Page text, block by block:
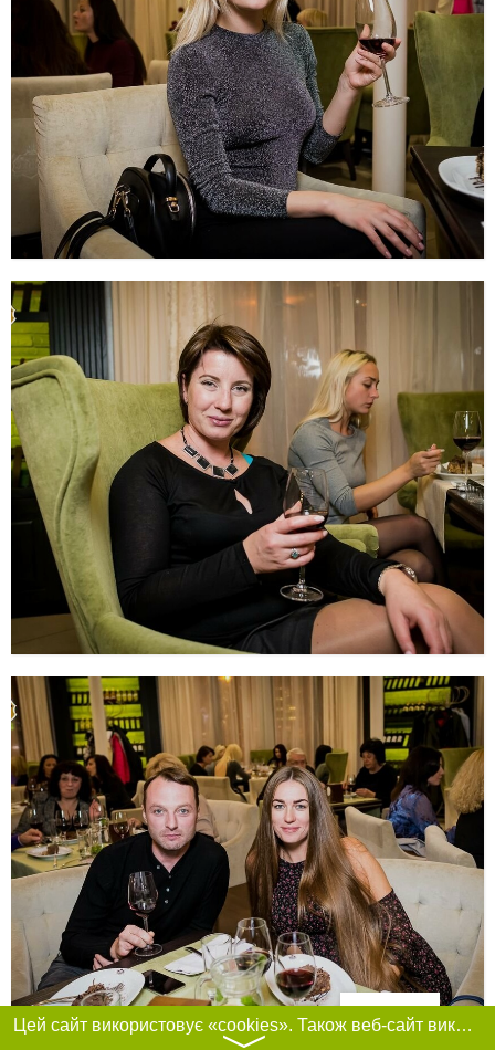
Фільтри
Цей сайт використовує «cookies». Також веб-сайт використовує інтернет-сервіс для збору технічних даних стосовно відвідувачів з метою отримання маркетингової та статистичної інформації. Умови обробки даних відвідувачів сайту див.
〉